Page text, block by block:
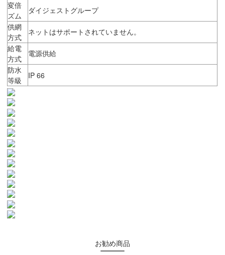
変倍
ズム
ダイジェストグループ
供網
方式
ネットはサポートされていません。
給電
方式
電源供給
防水
等級
IP 66
お勧め商品